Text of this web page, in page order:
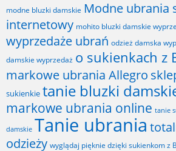
modne bluzki damskie Modne ubrania
internetowy mohito bluzki damskie
wyprzedaże ubrań odzież damska
damskie wyprzedaż o sukienkach z
markowe ubrania Allegro
sukienkie tanie bluzki
markowe ubrania online tanie
damskie Tanie ubrania
odzieży wyglądaj pięknie dzięki sukienkom z